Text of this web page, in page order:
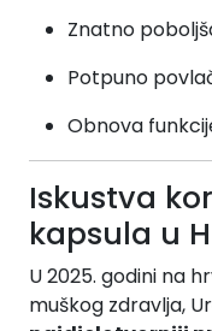
Znatno
Potpuno
Obnova
Iskustva
kapsula u
U 2025. godini na
muškog zdravlja,